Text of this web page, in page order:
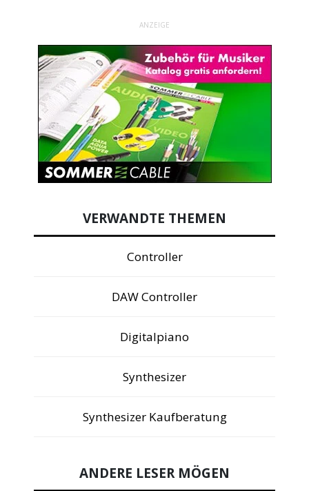
ANZEIGE
VERWANDTE THEMEN
Controller
DAW Controller
Digitalpiano
Synthesizer
Synthesizer Kaufberatung
ANDERE LESER MÖGEN